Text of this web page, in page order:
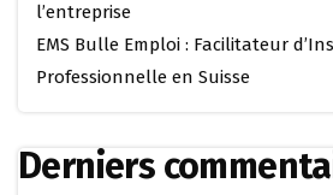
l’entreprise
EMS Bulle Emploi : Facilitateur
Professionnelle en Suisse
Derniers